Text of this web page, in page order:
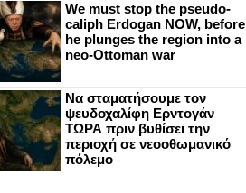
We must stop the pseudo-
caliph Erdogan NOW, before
he plunges the region into a
neo-Ottoman war
Να σταματήσουμε τον
ψευδοχαλίφη Ερντογάν
ΤΩΡΑ πριν βυθίσει την
περιοχή σε νεοοθωμανικό
πόλεμο